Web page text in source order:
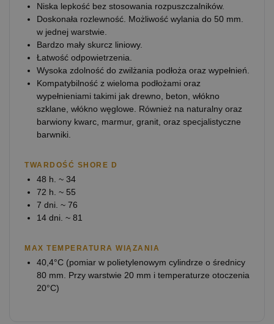
Niska lepkość bez stosowania rozpuszczalników.
Doskonała rozlewność. Możliwość wylania do 50 mm.
w jednej warstwie.
Bardzo mały skurcz liniowy.
Łatwość odpowietrzenia.
Wysoka zdolność do zwilżania podłoża oraz wypełnień.
Kompatybilność z wieloma podłożami oraz
wypełnieniami takimi jak drewno, beton, włókno
szklane, włókno węglowe. Również na naturalny oraz
barwiony kwarc, marmur, granit, oraz specjalistyczne
barwniki.
TWARDOŚĆ SHORE D
48 h. ~ 34
72 h. ~ 55
7 dni. ~ 76
14 dni. ~ 81
MAX TEMPERATURA WIĄZANIA
40,4°C (pomiar w polietylenowym cylindrze o średnicy
80 mm. Przy warstwie 20 mm i temperaturze otoczenia
20°C)